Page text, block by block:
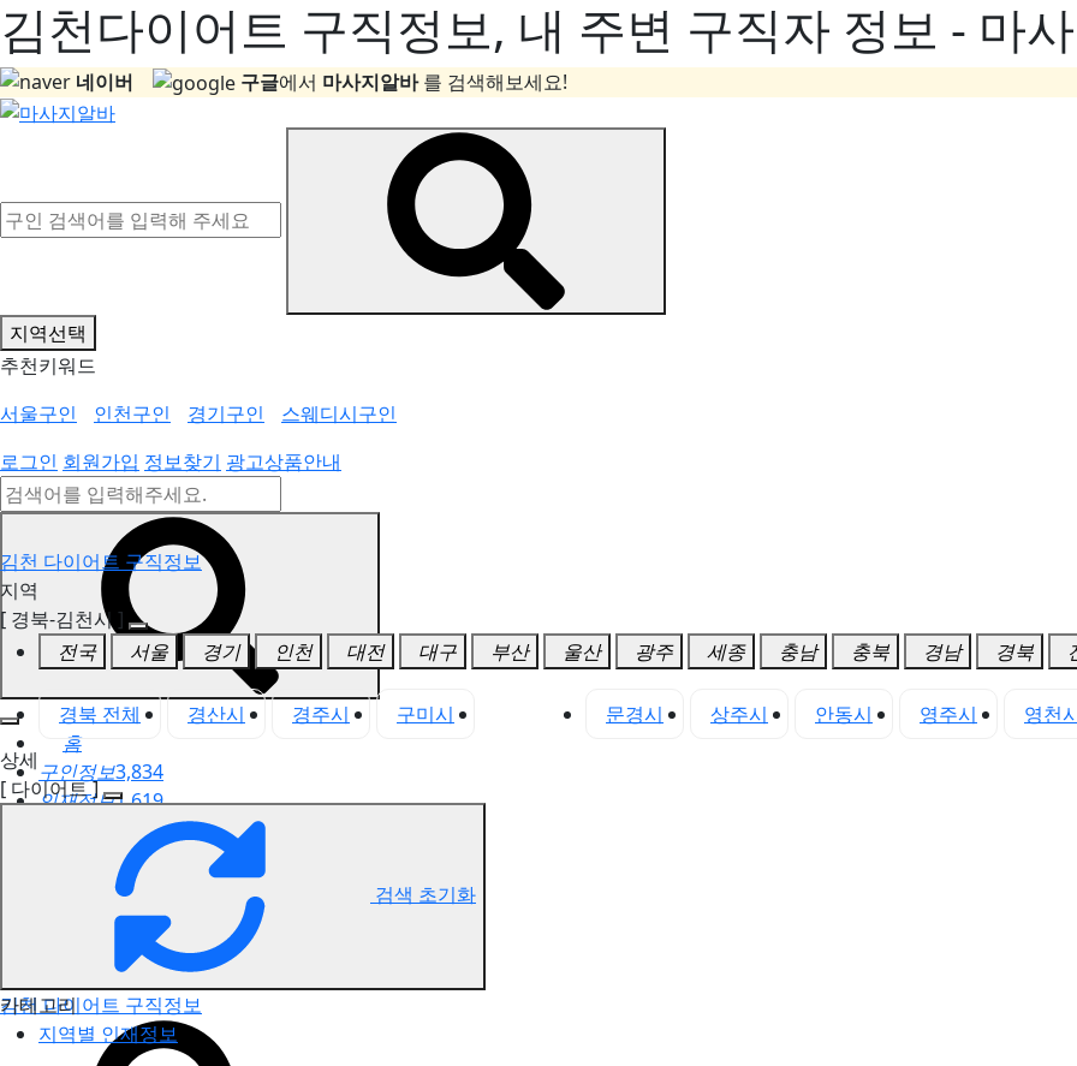
김천다이어트 구직정보, 내 주변 구직자 정보 - 마
네이버 구글에서 마사지알바를 검색해보세요!
지역선택
추천키워드
서울구인
인천구인 경기구인
스웨디시구인
로그인 회원가입 정보찾기 광고상품안내
홈
구인정보3,834
인재정보1,619
고객센터
전국업체정보
마사지가이드
업체 서비스 관리
김천 다이어트 구직정보
김천 다이어트 구직정보
지역
[ 경북-김천시 ]
전국
서울 경기 인천 대전 대구 부산 울산 광주 세종 충남 충북 경남 경북
경북 전체 경산시 경주시 구미시 문경시 상주시 안동시 영주시
영천
상세
[ 다이어트 ]
검색 초기화
카테고리
지역별 인재정보